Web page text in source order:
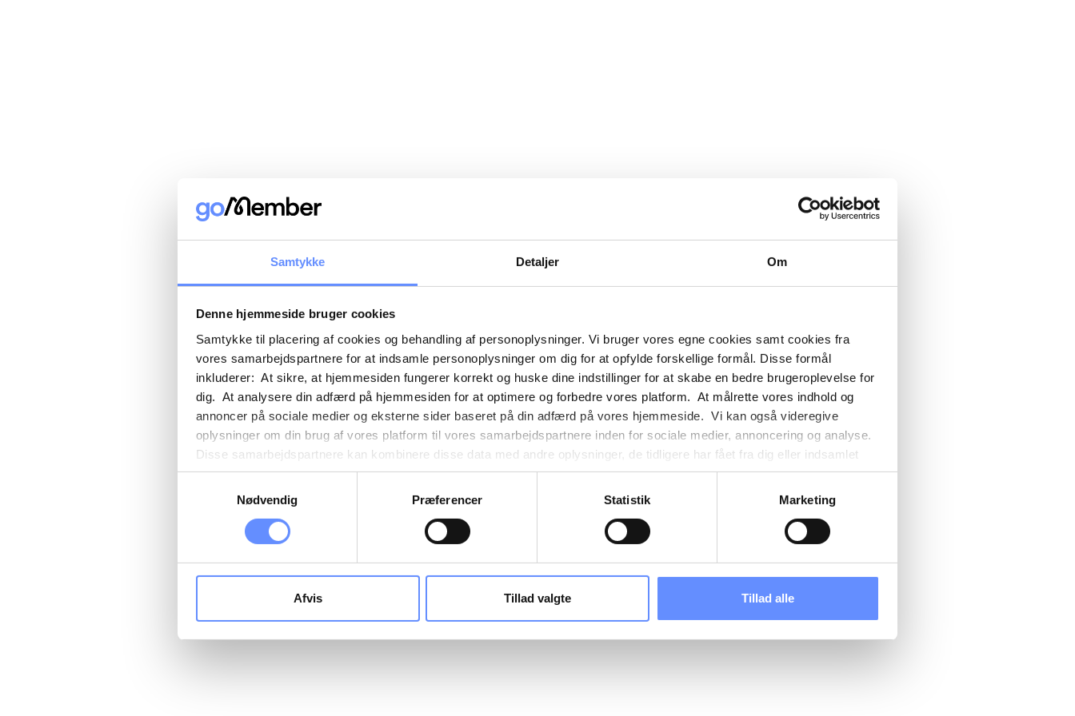
Samtykke Detaljer Om
Denne hjemmeside bruger cookies
Samtykke til placering af cookies og behandling af personoplysninger. Vi bruger vores egne cookies samt cookies fra
vores samarbejdspartnere for at indsamle personoplysninger om dig for at opfylde forskellige formål. Disse formål
inkluderer: At sikre, at hjemmesiden fungerer korrekt og huske dine indstillinger for at skabe en bedre brugeroplevelse for
dig. At analysere din adfærd på hjemmesiden for at optimere og forbedre vores platform. At målrette vores indhold og
annoncer på sociale medier og eksterne sider baseret på din adfærd på vores hjemmeside. Vi kan også videregive
oplysninger om din brug af vores platform til vores samarbejdspartnere inden for sociale medier, annoncering og analyse.
Disse samarbejdspartnere kan kombinere disse data med andre oplysninger, de tidligere har fået fra dig eller indsamlet
gennem din brug af deres tjenester. Det skal bemærkes, at nogle af vores samarbejdspartnere kan være placeret i usikre
tredjelande, herunder USA. Under detaljer finder du yderligere information om formålene med cookies, overordnede
cookie opbevares. Du bestemmer selv, hvilke formål vores hjemmeside må anvende cookies til og dermed behandle
Nødvendig
Præferencer Statistik Marketing
Afvis Tillad valgte Tillad alle